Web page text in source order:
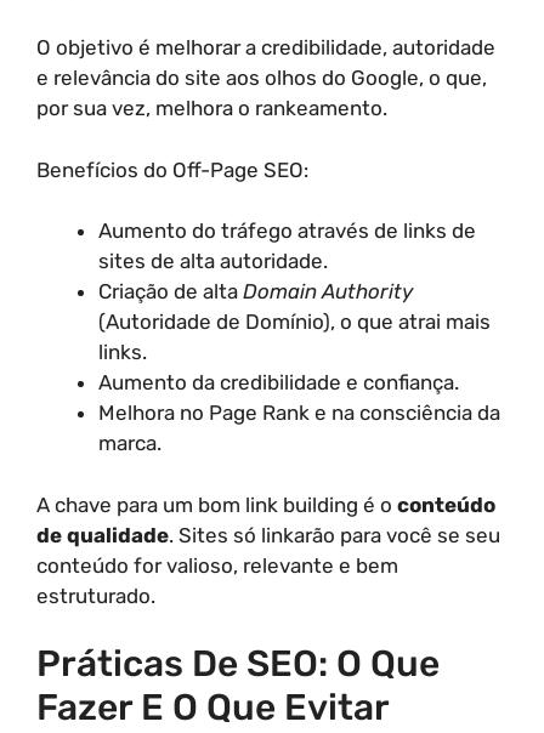
O objetivo é melhorar a credibilidade, autoridade
e relevância do site aos olhos do Google, o que,
por sua vez, melhora o rankeamento.
Benefícios do Off-Page SEO:
Aumento do tráfego através de links de
sites de alta autoridade.
Criação de alta Domain Authority
(Autoridade de Domínio), o que atrai mais
links.
Aumento da credibilidade e confiança.
Melhora no Page Rank e na consciência da
marca.
A chave para um bom link building é o conteúdo
de qualidade. Sites só linkarão para você se seu
conteúdo for valioso, relevante e bem
estruturado.
Práticas De SEO: O Que
Fazer E O Que Evitar